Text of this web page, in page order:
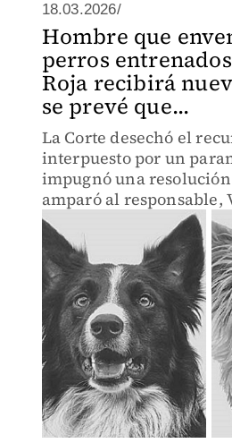
18.03.2026/
Hombre que
perros
Roja recibirá
se prevé que...
La Corte desechó el
interpuesto por un
impugnó una
amparó al responsable,
Albarrán.